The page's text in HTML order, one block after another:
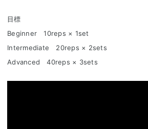
目標
Beginner 10reps × 1set
Intermediate 20reps × 2sets
Advanced 40reps × 3sets